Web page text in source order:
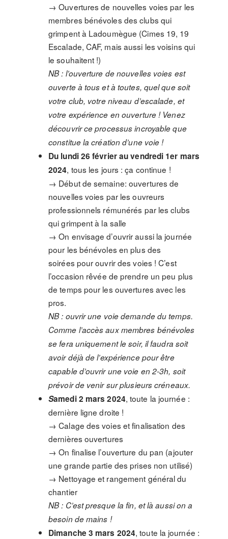
→ Ouvertures de nouvelles voies par les
membres bénévoles des clubs qui
grimpent à Ladoumègue (Cimes 19, 19
Escalade, CAF, mais aussi les voisins qui
le souhaitent !)
NB : l’ouverture de nouvelles voies est
ouverte à tous et à toutes, quel que soit
votre club, votre niveau d’escalade, et
votre expérience en ouverture ! Venez
découvrir ce processus incroyable que
constitue la création d’une voie !
Du lundi 26 février au vendredi 1er mars
2024, tous les jours : ça continue !
→ Début de semaine: ouvertures de
nouvelles voies par les ouvreurs
professionnels rémunérés par les clubs
qui grimpent à la salle
→ On envisage d’ouvrir aussi la journée
pour les bénévoles en plus des
soirées pour ouvrir des voies ! C’est
l’occasion rêvée de prendre un peu plus
de temps pour les ouvertures avec les
pros.
NB : ouvrir une voie demande du temps.
Comme l’accès aux membres bénévoles
se fera uniquement le soir, il faudra soit
avoir déjà de l’expérience pour être
capable d’ouvrir une voie en 2-3h, soit
prévoir de venir sur plusieurs créneaux.
Samedi 2 mars 2024, toute la journée :
dernière ligne droite !
→ Calage des voies et finalisation des
dernières ouvertures
→ On finalise l’ouverture du pan (ajouter
une grande partie des prises non utilisé)
→ Nettoyage et rangement général du
chantier
NB : C’est presque la fin, et là aussi on a
besoin de mains !
Dimanche 3 mars 2024, toute la journée :